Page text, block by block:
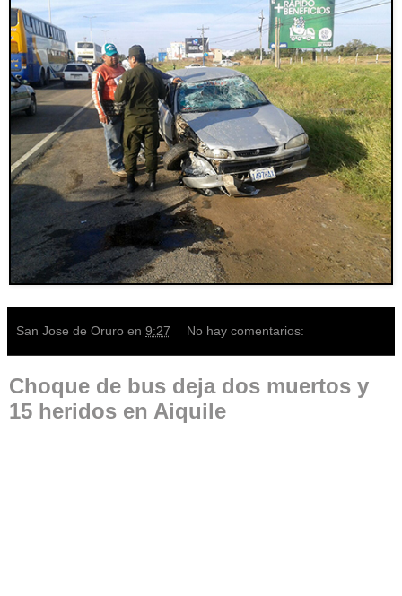
San Jose de Oruro en 9:27 No hay comentarios:
Choque de bus deja dos muertos y
15 heridos en Aiquile